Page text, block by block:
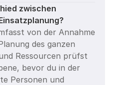
zwischen
von der Annahme
des ganzen
Ressourcen prüfst
bevor du in der
Personen und